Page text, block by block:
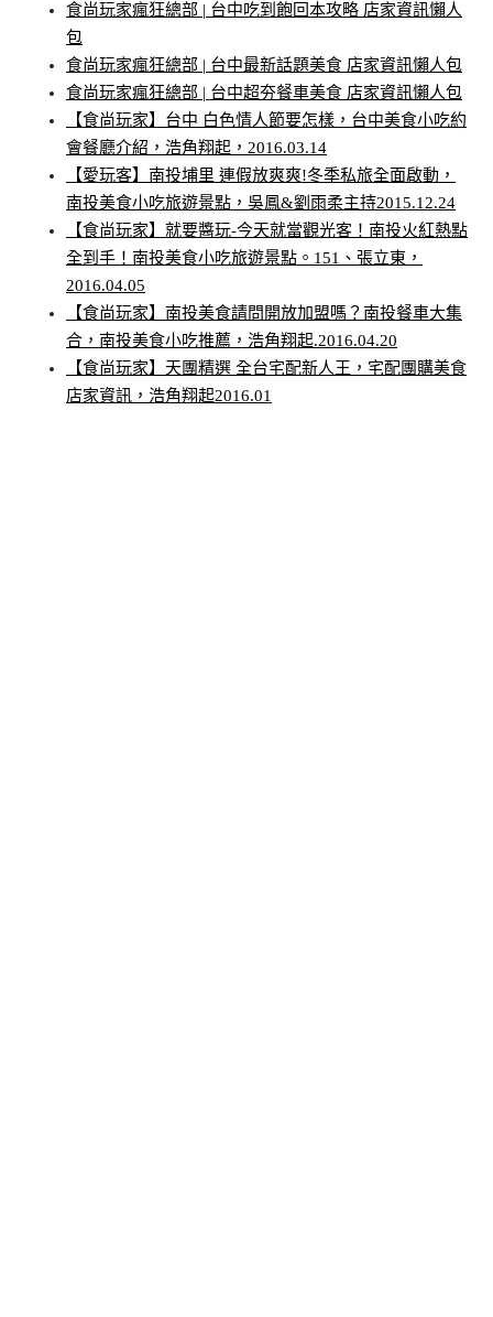
食尚玩家瘋狂總部 | 台中吃到飽回本攻略 店家資訊懶人
包
食尚玩家瘋狂總部 | 台中最新話題美食 店家資訊懶人包
食尚玩家瘋狂總部 | 台中超夯餐車美食 店家資訊懶人包
【食尚玩家】台中 白色情人節要怎樣，台中美食小吃約
會餐廳介紹，浩角翔起，2016.03.14
【愛玩客】南投埔里 連假放爽爽!冬季私旅全面啟動，
南投美食小吃旅遊景點，吳鳳&劉雨柔主持2015.12.24
【食尚玩家】就要醬玩-今天就當觀光客！南投火紅熱點
全到手！南投美食小吃旅遊景點。151、張立東，
2016.04.05
【食尚玩家】南投美食請問開放加盟嗎？南投餐車大集
合，南投美食小吃推薦，浩角翔起.2016.04.20
【食尚玩家】天團精選 全台宅配新人王，宅配團購美食
店家資訊，浩角翔起2016.01